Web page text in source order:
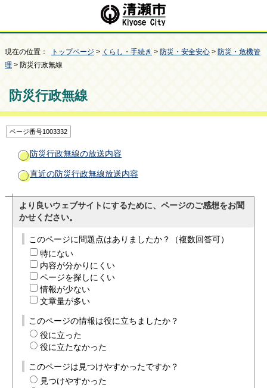
現在の位置： トップページ > くらし・手続き > 防災・安全安心 > 防災・危機管
理 > 防災行政無線
防災行政無線
ページ番号1003332
防災行政無線の放送内容
直近の防災行政無線放送内容
より良いウェブサイトにするために、ページのご感想をお聞
かせください。
このページに問題点はありましたか？（複数回答可）
特にない
内容が分かりにくい
ページを探しにくい
情報が少ない
文章量が多い
このページの情報は役に立ちましたか？
役に立った
役に立たなかった
このページは見つけやすかったですか？
見つけやすかった